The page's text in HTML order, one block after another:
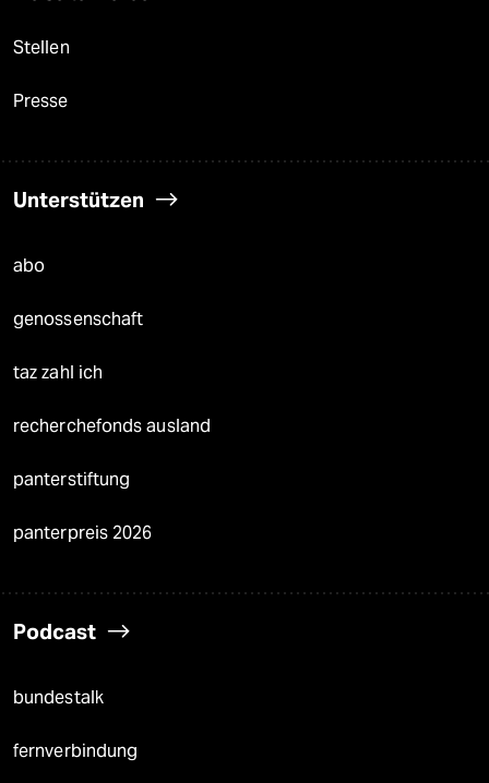
Stellen
Presse
Unterstützen
abo
genossenschaft
taz zahl ich
recherchefonds ausland
panterstiftung
panterpreis 2026
Podcast
bundestalk
fernverbindung